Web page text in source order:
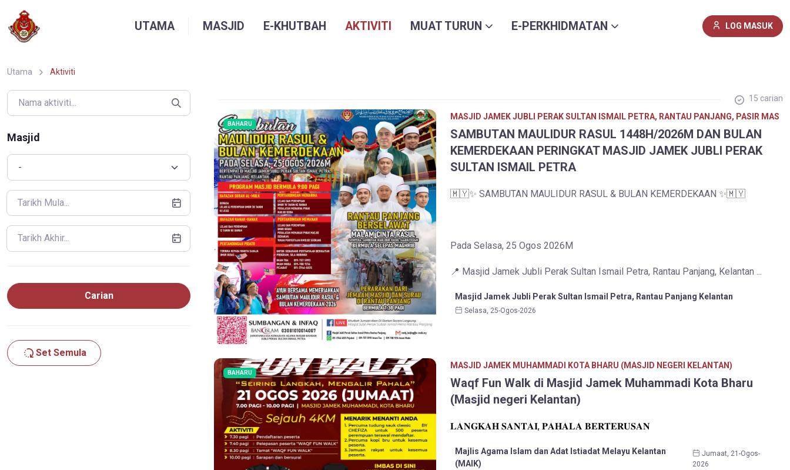
LOG MASUK
UTAMA MASJID E-KHUTBAH AKTIVITI MUAT TURUN E-PERKHIDMATAN
Utama Aktiviti
Masjid
Carian
Set Semula
15 carian
BAHARU
MASJID JAMEK JUBLI PERAK SULTAN ISMAIL PETRA, RANTAU PANJANG, PASIR MAS
SAMBUTAN MAULIDUR RASUL 1448H/2026M DAN BULAN
KEMERDEKAAN PERINGKAT MASJID JAMEK JUBLI PERAK
SULTAN ISMAIL PETRA
🇲🇾✨ SAMBUTAN MAULIDUR RASUL & BULAN KEMERDEKAAN ✨🇲🇾
Pada Selasa, 25 Ogos 2026M
📍 Masjid Jamek Jubli Perak Sultan Ismail Petra, Rantau Panjang, Kelantan ...
Masjid Jamek Jubli Perak Sultan Ismail Petra, Rantau Panjang Kelantan
Selasa, 25-Ogos-2026
BAHARU
MASJID JAMEK MUHAMMADI KOTA BHARU (MASJID NEGERI KELANTAN)
Waqf Fun Walk di Masjid Jamek Muhammadi Kota Bharu
(Masjid negeri Kelantan)
𝐋𝐀𝐍𝐆𝐊𝐀𝐇 𝐒𝐀𝐍𝐓𝐀𝐈, 𝐏𝐀𝐇𝐀𝐋𝐀 𝐁𝐄𝐑𝐓𝐄𝐑𝐔𝐒𝐀𝐍
Majlis Agama Islam dan Adat Istiadat Melayu Kelantan
(MAIK)
Jumaat, 21-Ogos-
2026